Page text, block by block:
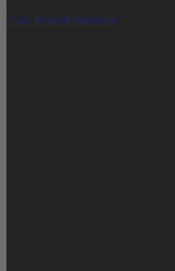
Zum Kontaktformular